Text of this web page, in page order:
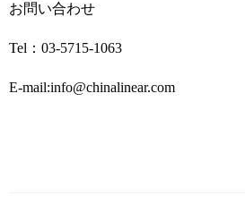
お問い合わせ
Tel：03-5715-1063
E-mail:info@chinalinear.com